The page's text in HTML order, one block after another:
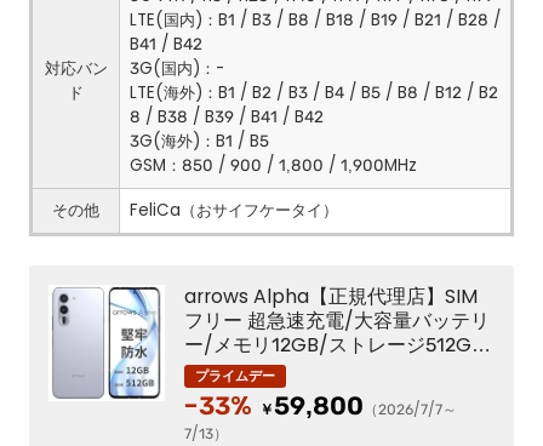
対応バン
ド
LTE(国内)：B1 / B3 / B8 / B18 / B19 / B21 / B28 /
B41 / B42
3G(国内)：-
LTE(海外)：B1 / B2 / B3 / B4 / B5 / B8 / B12 / B2
8 / B38 / B39 / B41 / B42
3G(海外)：B1 / B5
GSM：850 / 900 / 1,800 / 1,900MHz
その他
FeliCa（おサイフケータイ）
arrows Alpha【正規代理店】SIM
フリー 超急速充電/大容量バッテリ
ー/メモリ12GB/ストレージ512GB/
144Hz有機EL/50MPカメラ×3/防
水/除菌/アローズ(ホワイト)
-33% ￥59,800 （2026/7/7～
7/13）